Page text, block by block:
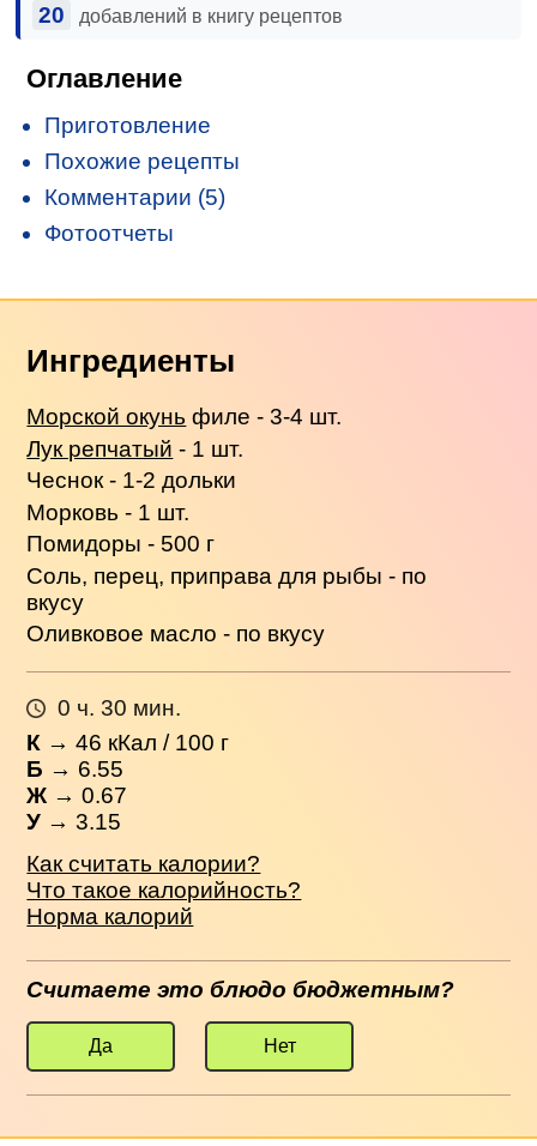
20 добавлений в книгу рецептов
Оглавление
Приготовление
Похожие рецепты
Комментарии (5)
Фотоотчеты
Ингредиенты
Морской окунь филе - 3-4 шт.
Лук репчатый - 1 шт.
Чеснок - 1-2 дольки
Морковь - 1 шт.
Помидоры - 500 г
Соль, перец, приправа для рыбы - по
вкусу
Оливковое масло - по вкусу
0 ч. 30 мин.
К →46 кКал / 100 г
Б → 6.55
Ж → 0.67
У → 3.15
Как считать калории?
Что такое калорийность?
Норма калорий
Считаете это блюдо бюджетным?
Да Нет